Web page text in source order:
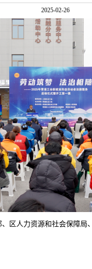
2025-02-26
区人力资源和社会保障